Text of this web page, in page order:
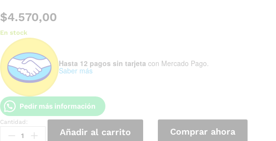
$4.570,00
En stock
Hasta 12 pagos sin tarjeta con Mercado Pago.
Saber más
Pedir más información
Cantidad:
Añadir al carrito Comprar ahora